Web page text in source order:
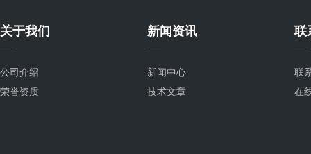
关于我们
公司介绍
荣誉资质
新闻资讯
新闻中心
技术文章
联
联
在